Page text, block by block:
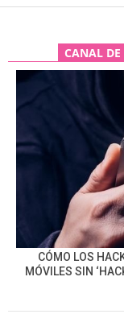
CANAL DE
CÓMO LOS
MÓVILES SIN